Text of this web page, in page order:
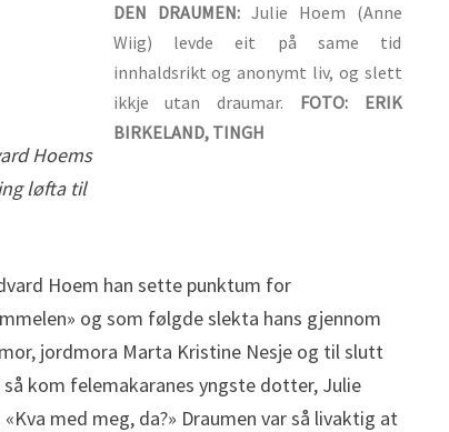
DEN DRAUMEN:Julie Hoem (Anne
Wiig) levde eit på same tid
innhaldsrikt og anonymt liv, og slett
ikkje utan draumar. FOTO: ERIK
BIRKELAND, TINGH
Hoems
løfta til
Hoem han sette punktum for
og som følgde slekta hans gjennom
jordmora Marta Kristine Nesje og til slutt
kom felemakaranes yngste dotter, Julie
med meg, da?» Draumen var så livaktig at